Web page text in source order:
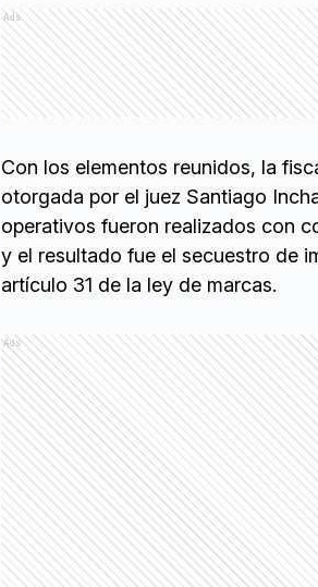
Ads
Con los elementos reunidos, la
otorgada por el juez Santiago
operativos fueron realizados con
y el resultado fue el secuestro de
artículo 31 de la ley de marcas.
Ads